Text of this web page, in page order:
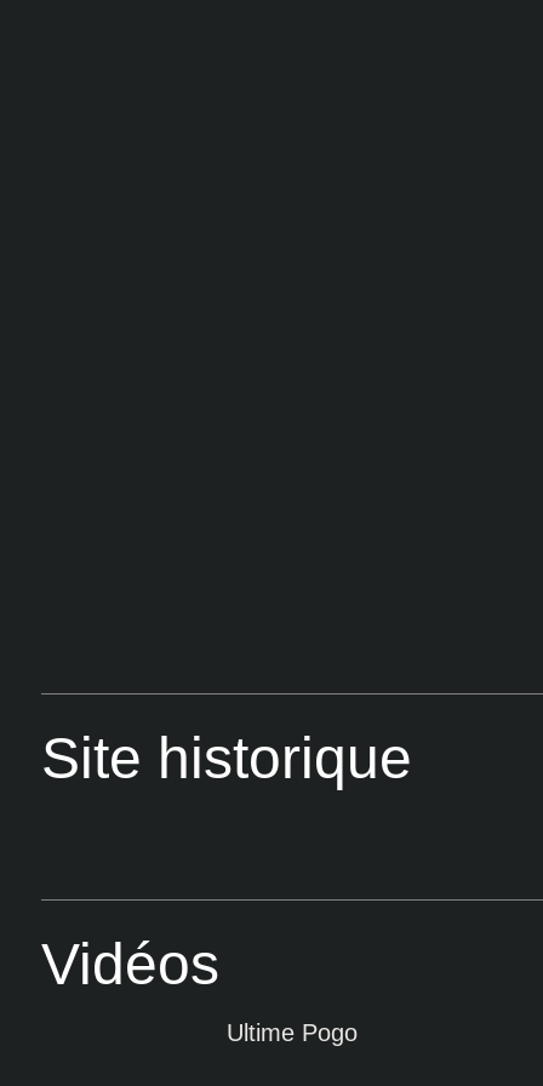
Site historique
Vidéos
Ultime Pogo